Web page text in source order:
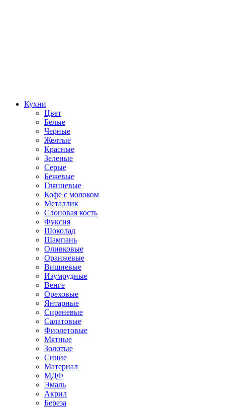
Кухни
Цвет
Белые
Черные
Желтые
Красные
Зеленые
Серые
Бежевые
Глянцевые
Кофе с молоком
Металлик
Слоновая кость
Фуксия
Шоколад
Шампань
Оливковые
Оранжевые
Вишневые
Изумрудные
Венге
Ореховые
Янтарные
Сиреневые
Салатовые
Фиолетовые
Мятные
Золотые
Синие
Материал
МДФ
Эмаль
Акрил
Береза